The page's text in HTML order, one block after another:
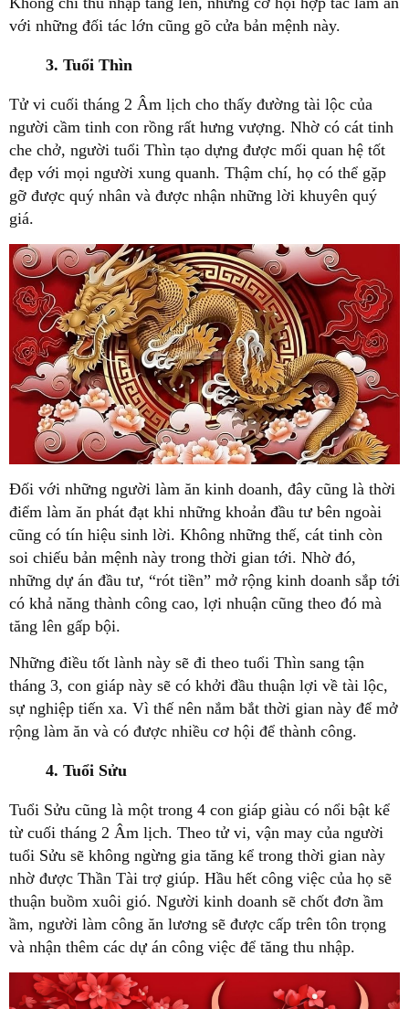
với những đối tác lớn cũng gõ cửa bản mệnh này.
3. Tuổi Thìn
Tử vi cuối tháng 2 Âm lịch cho thấy đường tài lộc của
người cầm tinh con rồng rất hưng vượng. Nhờ có cát tinh
che chở, người tuổi Thìn tạo dựng được mối quan hệ tốt
đẹp với mọi người xung quanh. Thậm chí, họ có thể gặp
gỡ được quý nhân và được nhận những lời khuyên quý
giá.
Đối với những người làm ăn kinh doanh, đây cũng là thời
điểm làm ăn phát đạt khi những khoản đầu tư bên ngoài
cũng có tín hiệu sinh lời. Không những thế, cát tinh còn
soi chiếu bản mệnh này trong thời gian tới. Nhờ đó,
những dự án đầu tư, “rót tiền” mở rộng kinh doanh sắp tới
có khả năng thành công cao, lợi nhuận cũng theo đó mà
tăng lên gấp bội.
Những điều tốt lành này sẽ đi theo tuổi Thìn sang tận
tháng 3, con giáp này sẽ có khởi đầu thuận lợi về tài lộc,
sự nghiệp tiến xa. Vì thế nên nắm bắt thời gian này để mở
rộng làm ăn và có được nhiều cơ hội để thành công.
4. Tuổi Sửu
Tuổi Sửu cũng là một trong 4 con giáp giàu có nổi bật kể
từ cuối tháng 2 Âm lịch. Theo tử vi, vận may của người
tuổi Sửu sẽ không ngừng gia tăng kể trong thời gian này
nhờ được Thần Tài trợ giúp. Hầu hết công việc của họ sẽ
thuận buồm xuôi gió. Người kinh doanh sẽ chốt đơn ầm
ầm, người làm công ăn lương sẽ được cấp trên tôn trọng
và nhận thêm các dự án công việc để tăng thu nhập.